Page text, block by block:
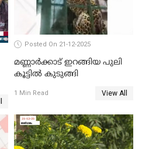
Posted On 21-12-2025
മണ്ണാർക്കാട് ഇറങ്ങിയ പുലി
കൂട്ടിൽ കുടുങ്ങി
1 Min Read View All